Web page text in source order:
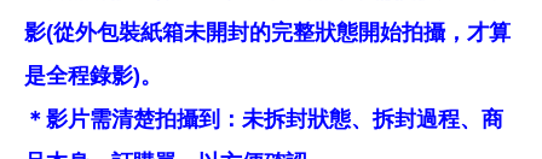
影(從外包裝紙箱未開封的完整狀態開始拍攝，才算
是全程錄影)。
＊影片需清楚拍攝到：未拆封狀態、拆封過程、商